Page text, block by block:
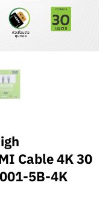
Cable 4K 30
5B-4K